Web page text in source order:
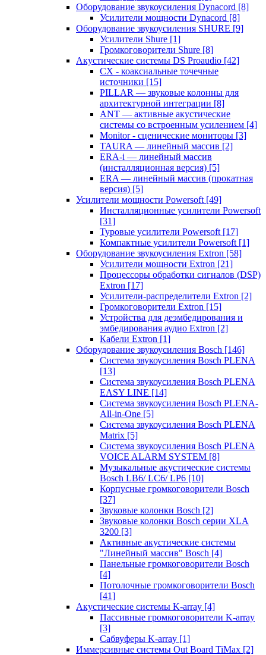
Оборудование звукоусиления Dynacord [8]
Усилители мощности Dynacord [8]
Оборудование звукоусиления SHURE [9]
Усилители Shure [1]
Громкоговорители Shure [8]
Акустические системы DS Proaudio [42]
CX - коаксиальные точечные
источники [15]
PILLAR — звуковые колонны для
архитектурной интеграции [8]
ANT — активные акустические
системы со встроенным усилением [4]
Monitor - сценические мониторы [3]
TAURA — линейный массив [2]
ERA-i — линейный массив
(инсталляционная версия) [5]
ERA — линейный массив (прокатная
версия) [5]
Усилители мощности Powersoft [49]
Инсталляционные усилители Powersoft
[31]
Туровые усилители Powersoft [17]
Компактные усилители Powersoft [1]
Оборудование звукоусиления Extron [58]
Усилители мощности Extron [21]
Процессоры обработки сигналов (DSP)
Extron [17]
Усилители-распределители Extron [2]
Громкоговорители Extron [15]
Устройства для деэмбедирования и
эмбедирования аудио Extron [2]
Кабели Extron [1]
Оборудование звукоусиления Bosch [146]
Система звукоусиления Bosch PLENA
[13]
Система звукоусиления Bosch PLENA
EASY LINE [14]
Система звукоусиления Bosch PLENA-
All-in-One [5]
Система звукоусиления Bosch PLENA
Matrix [5]
Система звукоусиления Bosch PLENA
VOICE ALARM SYSTEM [8]
Музыкальные акустические системы
Bosch LB6/ LC6/ LP6 [10]
Корпусные громкоговорители Bosch
[37]
Звуковые колонки Bosch [2]
Звуковые колонки Bosch серии XLA
3200 [3]
Активные акустические системы
"Линейный массив" Bosch [4]
Панельные громкоговорители Bosch
[4]
Потолочные громкоговорители Bosch
[41]
Акустические системы K-array [4]
Пассивные громкоговорители K-array
[3]
Сабвуферы K-array [1]
Иммерсивные системы Out Board TiMax [2]